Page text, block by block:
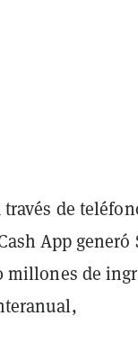
de
App generó
millones de